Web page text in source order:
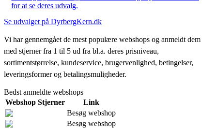
for at se deres udvalg.
Se udvalget på DyrbergKern.dk
Vi har gennemgået de mest populære webshops og anmeldt dem
med stjerner fra 1 til 5 ud fra bl.a. deres prisniveau,
sortimentstørrelse, kundeservice, brugervenlighed, betingelser,
leveringsformer og betalingsmuligheder.
Bedst anmeldte webshops
Webshop Stjerner
Link
Besøg webshop
Besøg webshop